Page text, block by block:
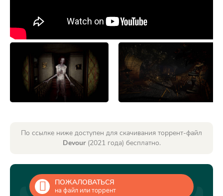
По ссылке ниже доступен для скачивания торрент-файл
Devour(2021 года) бесплатно.
ПОЖАЛОВАТЬСЯ
на файл или торрент